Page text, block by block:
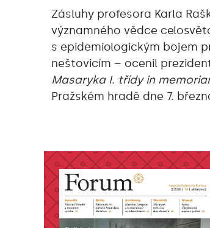
Zásluhy profesora Karla
významného vědce
s epidemiologickým bojem
neštovicím – ocenil
Masaryka I. třídy in
Pražském hradě dne 7.